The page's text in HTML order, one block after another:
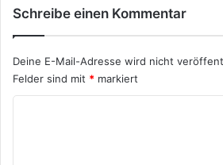
Schreibe einen Kommentar
Deine E-Mail-Adresse wird nicht
Felder sind mit * markiert